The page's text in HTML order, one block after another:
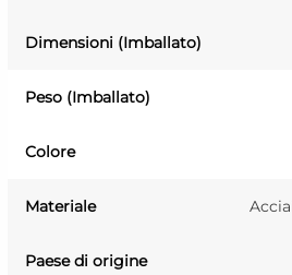
Dimensioni (Imballato)
Peso (Imballato)
Colore
Materiale
Paese di origine